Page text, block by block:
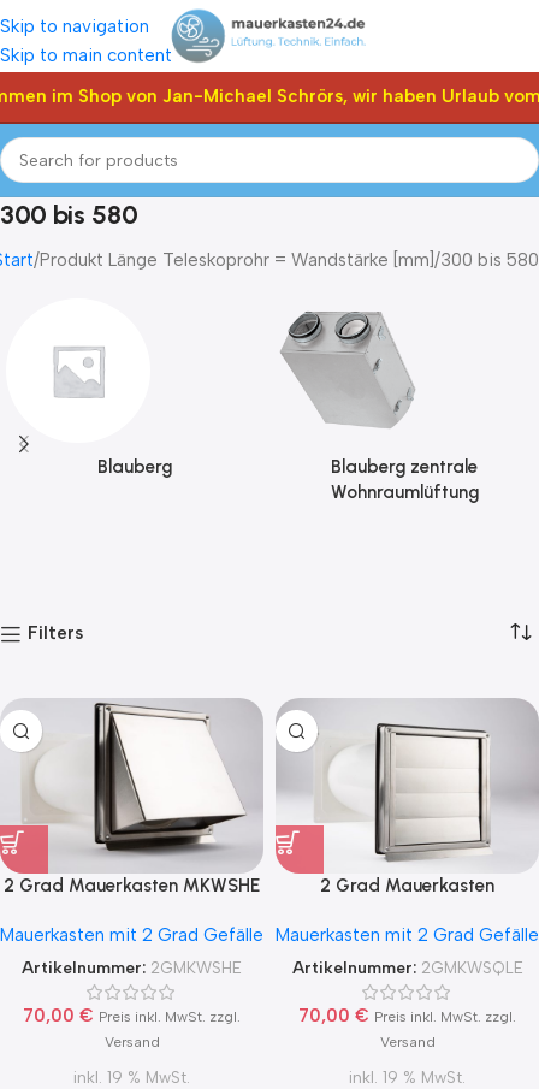
Skip to navigation
Skip to main content
im Shop von Jan-Michael Schrörs, wir haben Urlaub vom
300 bis 580
Produkt Länge Teleskoprohr = Wandstärke [mm] 300 bis 580
Blauberg
Blauberg zentrale
Wohnraumlüftung
Filters
2 Grad Mauerkasten MKWSHE
auch mit Blower Door Test und
Zertifikat Ø100, 125, 150
Mauerkasten mit 2 Grad Gefälle
Artikelnummer: 2GMKWSHE
70,00 € Preis inkl. MwSt. zzgl.
Versand
inkl. 19 % MwSt.
2 Grad Mauerkasten
Kondensatablauf auch mit
Blower Door Test und
Zertifikat Ø100, 125, 150
Mauerkasten mit 2 Grad Gefälle
Artikelnummer: 2GMKWSQLE
70,00 € Preis inkl. MwSt. zzgl.
Versand
inkl. 19 % MwSt.